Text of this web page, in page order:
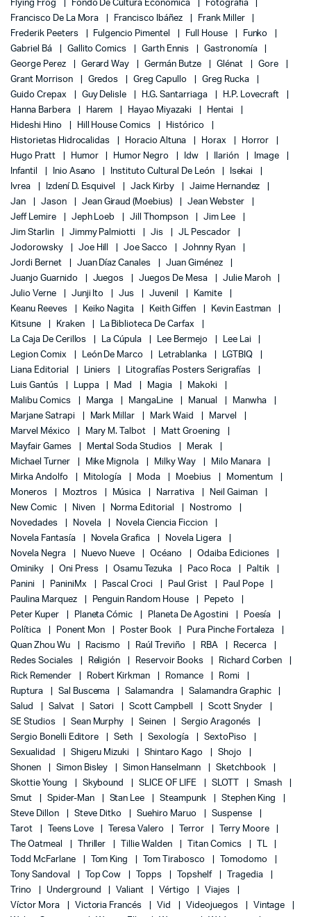
Flying Frog
Fondo De Cultura Económica
Fotografía
Francisco De La Mora
Francisco Ibáñez
Frank Miller
Frederik Peeters
Fulgencio Pimentel Full House
Funko
Gabriel Bá
Gallito Comics Garth Ennis
Gastronomía
George Perez
Gerard Way Germán Butze Glénat
Gore
Grant Morrison
Gredos Greg Capullo
Greg Rucka
Guido Crepax
Guy Delisle H.G. Santarriaga
H.P. Lovecraft
Hanna Barbera
Harem Hayao Miyazaki
Hentai
Hideshi Hino
Hill House Comics
Histórico
Historietas Hidrocalidas
Horacio Altuna Horax
Horror
Hugo Pratt
Humor Humor Negro Idw Ilarión
Image
Infantil
Inio Asano Instituto Cultural De León
Isekai
Ivrea
Izdení D. Esquivel Jack Kirby
Jaime Hernandez
Jan
Jason Jean Giraud (Moebius)
Jean Webster
Jeff Lemire
Jeph Loeb Jill Thompson
Jim Lee
Jim Starlin
Jimmy Palmiotti Jis
JL Pescador
Jodorowsky
Joe Hill Joe Sacco
Johnny Ryan
Jordi Bernet
Juan Díaz Canales
Juan Giménez
Juanjo Guarnido
Juegos Juegos De Mesa
Julie Maroh
Julio Verne
Junji Ito Jus Juvenil
Kamite
Keanu Reeves
Keiko Nagita Keith Giffen
Kevin Eastman
Kitsune
Kraken
La Biblioteca De Carfax
La Caja De Cerillos
La Cúpula Lee Bermejo
Lee Lai
Legion Comix
León De Marco Letrablanka
LGTBIQ
Liana Editorial
Liniers
Litografías Posters Serigrafías
Luis Gantús
Luppa Mad Magia
Makoki
Malibu Comics
Manga MangaLine Manual
Manwha
Marjane Satrapi
Mark Millar Mark Waid
Marvel
Marvel México
Mary M. Talbot
Matt Groening
Mayfair Games
Mental Soda Studios
Merak
Michael Turner
Mike Mignola Milky Way
Milo Manara
Mirka Andolfo
Mitología Moda Moebius
Momentum
Moneros
Moztros Música Narrativa
Neil Gaiman
New Comic
Niven Norma Editorial
Nostromo
Novedades
Novela
Novela Ciencia Ficcion
Novela Fantasía
Novela Grafica
Novela Ligera
Novela Negra
Nuevo Nueve Océano
Odaiba Ediciones
Ominiky
Oni Press Osamu Tezuka Paco Roca
Paltik
Panini
PaniniMx Pascal Croci Paul Grist
Paul Pope
Paulina Marquez
Penguin Random House
Pepeto
Peter Kuper
Planeta Cómic Planeta De Agostini
Poesía
Política
Ponent Mon Poster Book
Pura Pinche Fortaleza
Quan Zhou Wu
Racismo Raúl Treviño RBA
Recerca
Redes Sociales
Religión Reservoir Books
Richard Corben
Rick Remender
Robert Kirkman Romance
Romi
Ruptura
Sal Buscema Salamandra
Salamandra Graphic
Salud
Salvat Satori Scott Campbell
Scott Snyder
SE Studios
Sean Murphy Seinen
Sergio Aragonés
Sergio Bonelli Editore
Seth Sexología
SextoPiso
Sexualidad
Shigeru Mizuki Shintaro Kago
Shojo
Shonen
Simon Bisley Simon Hanselmann
Sketchbook
Skottie Young
Skybound SLICE OF LIFE SLOTT
Smash
Smut
Spider-Man Stan Lee Steampunk
Stephen King
Steve Dillon
Steve Ditko Suehiro Maruo
Suspense
Tarot
Teens Love Teresa Valero Terror
Terry Moore
The Oatmeal
Thriller Tillie Walden Titan Comics
TL
Todd McFarlane
Tom King Tom Tirabosco
Tomodomo
Tony Sandoval
Top Cow Topps Topshelf
Tragedia
Trino
Underground Valiant Vértigo
Viajes
Víctor Mora
Victoria Francés Vid Videojuegos
Vintage